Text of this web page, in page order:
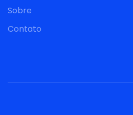
Sobre
Contato